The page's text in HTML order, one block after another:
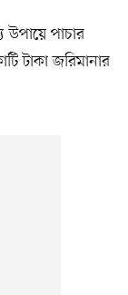
উপায়ে পাচার
টাকা জরিমানার